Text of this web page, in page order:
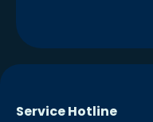
Service Hotline